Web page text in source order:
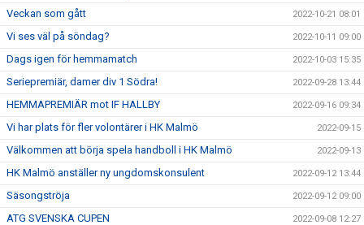
Veckan som gått 2022-10-21 08:01
Vi ses väl på söndag? 2022-10-11 09:00
Dags igen för hemmamatch 2022-10-03 15:35
Seriepremiär, damer div 1 Södra! 2022-09-28 13:44
HEMMAPREMIÄR mot IF HALLBY 2022-09-16 09:34
Vi har plats för fler volontärer i HK Malmö 2022-09-15
Välkommen att börja spela handboll i HK Malmö 2022-09-13
HK Malmö anställer ny ungdomskonsulent 2022-09-12 13:44
Säsongströja 2022-09-12 09:00
ATG SVENSKA CUPEN 2022-09-08 12:27